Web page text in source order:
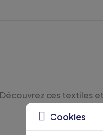
Découvrez ces textiles
Cookies